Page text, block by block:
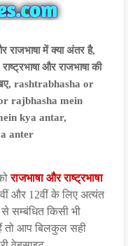
राजभाषा में क्या अंतर है,
और राजभाषा की
rashtrabhasha or
rajbhasha mein
kya antar,
anter
राजभाषा और राष्ट्रभाषा
और 12वीं के लिए अत्यंत
से सम्बंधित किसी भी
तो आप बिलकुल सही